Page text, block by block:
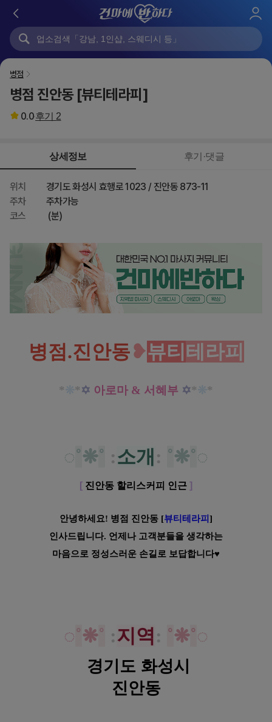
로
병점
병점 진안동 [뷰티테라피]
0.0후기 2
상세정보 후기·댓글
위치
경기도 화성시 효행로 1023 / 진안동 873-11
주차
주차가능
코스
(분)
병점.진안동❥뷰티 테라피
* *✡ 아로마 & 서혜부 ✡* *
◌˚❋˚ :소개 : ˚❋˚◌
[ 진안동 할리스커피 인근 ]
안녕하세요! 병점 진안동 [뷰티테라피 ]
인사드립니다. 언제나 고객분들을 생각하는
마음으로 정성스러운 손길로 보답합니다♥
◌˚❋˚ :지역: ˚❋˚◌
경기도 화성시
진안동